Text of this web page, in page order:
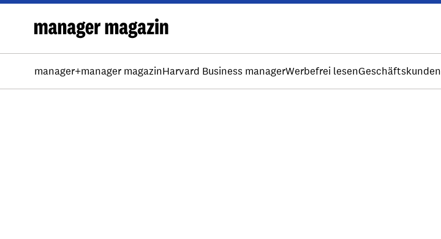
manager+manager magazinHarvard Business managerWerbefrei lesenGeschäftskunden